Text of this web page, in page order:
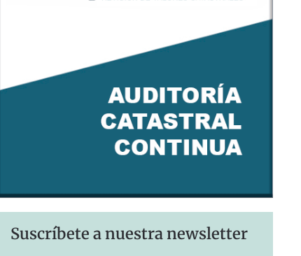
Suscríbete a nuestra newsletter